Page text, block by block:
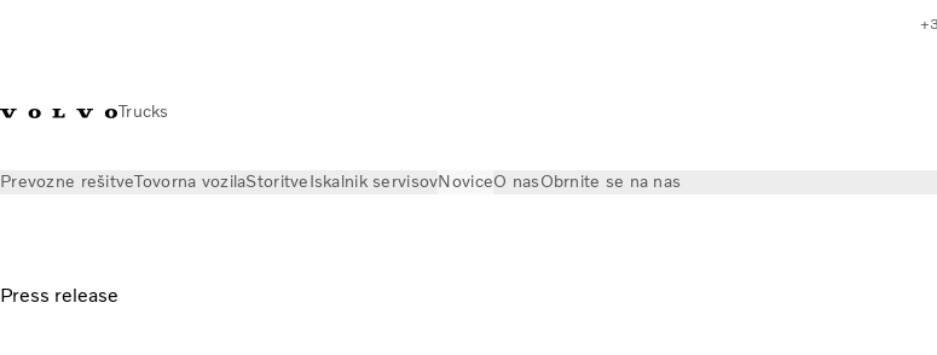
Trucks
Prevozne rešitveTovorna vozilaStoritveIskalnik servisovNoviceO nasObrnite se na nas
Press release